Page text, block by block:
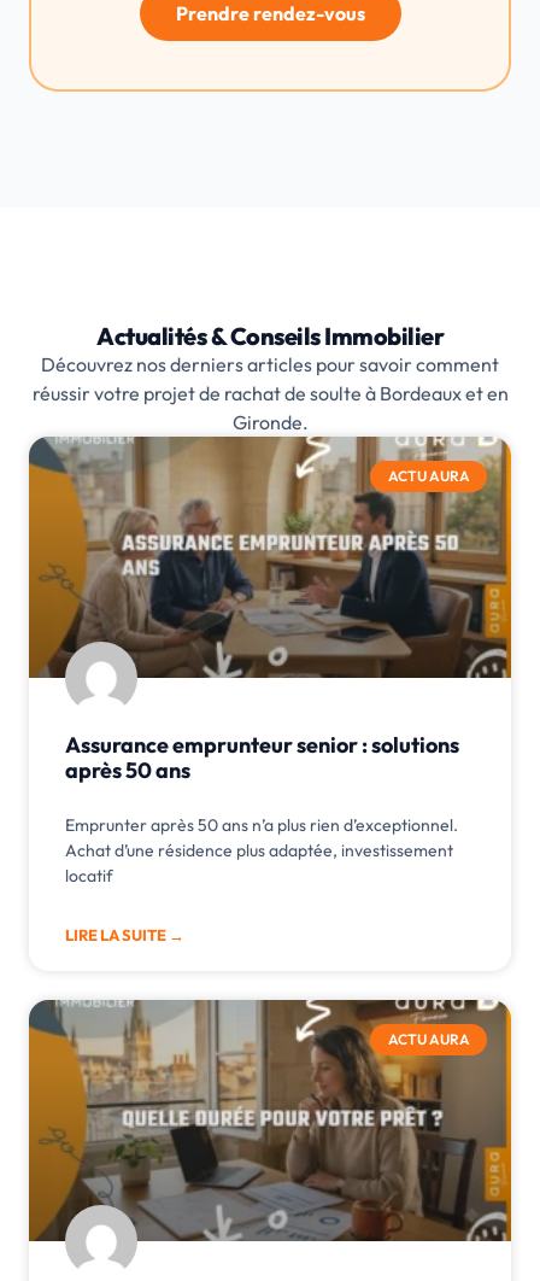
Prendre rendez-vous
Actualités & Conseils Immobilier
Découvrez nos derniers articles pour savoir comment
réussir votre projet de rachat de soulte à Bordeaux et en
Gironde.
ACTU AURA
Assurance emprunteur senior : solutions
après 50 ans
Emprunter après 50 ans n’a plus rien d’exceptionnel.
Achat d’une résidence plus adaptée, investissement
locatif
LIRE LA SUITE →
ACTU AURA